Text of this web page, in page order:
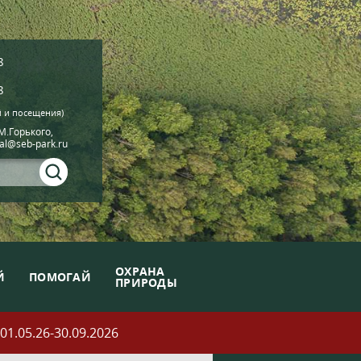
и посещения)
park.ru
ПОМОГАЙ ОХРАНА
ПРИРОДЫ
30.09.2026